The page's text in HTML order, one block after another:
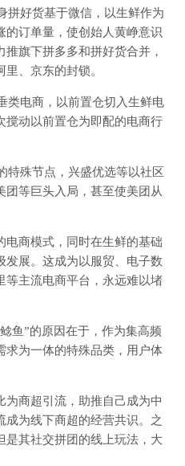
拼好货基于微信，以生鲜作为
的订单量，使创始人黄峥意识
旗下拼多多和拼好货合并，
、京东的封锁。
类电商，以前置仓切入生鲜电
搅动以前置仓为即配的电商行
特殊节点，兴盛优选等以社区
团等巨头入局，甚至使美团从
电商模式，同时在生鲜的基础
发展。这成为以服贸、电子数
等主流电商平台，永远难以堵
鱼”的原因在于，作为集高频
求为一体的特殊品类，用户体
为商超引流，助推自己成为中
成为线下商超的经营共识。之
是其社交拼团的线上玩法，大